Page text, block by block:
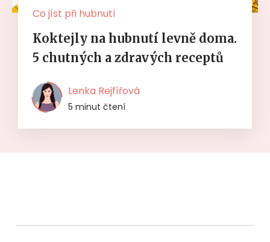
Co jíst při hubnutí
Koktejly na hubnutí levně doma.
5 chutných a zdravých receptů
Lenka Rejfířová
5 minut čtení